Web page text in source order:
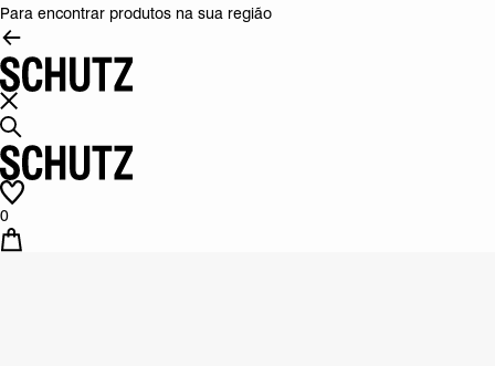
Para encontrar produtos na sua região
0